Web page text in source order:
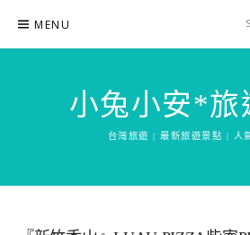
content
MENU
小兔小安*旅
台灣旅遊 | 最新旅遊景點 | 人